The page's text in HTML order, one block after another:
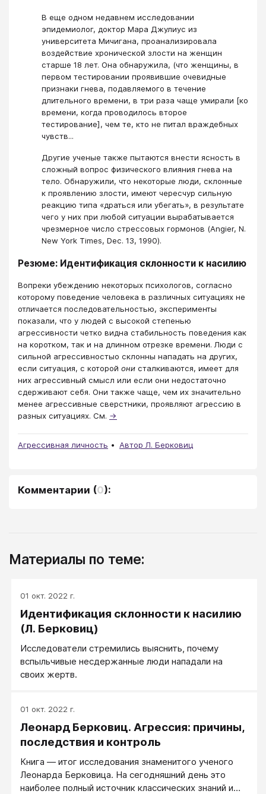
В еще одном недавнем исследовании
эпидемиолог, доктор Мара Джулиус из
университета Мичигана, проанализировала
воздействие хронической злости на женщин
старше 18 лет. Она обнаружила, (что женщины, в
первом тестировании проявившие очевидные
признаки гнева, подавляемого в течение
длительного времени, в три раза чаще умирали [ко
времени, когда проводилось второе
тестирование], чем те, кто не питал враждебных
чувств...
Другие ученые также пытаются внести ясность в
сложный вопрос физического влияния гнева на
тело. Обнаружили, что некоторые люди, склонные
к проявлению злости, имеют чересчур сильную
реакцию типа «драться или убегать», в результате
чего у них при любой ситуации вырабатывается
чрезмерное число стрессовых гормонов (Angier, N.
New York Times, Dec. 13, 1990).
Резюме: Идентификация склонности к насилию
Вопреки убеждению некоторых психологов, согласно
которому поведение человека в различных ситуациях не
отличается последовательностью, эксперименты
показали, что у людей с высокой степенью
агрессивности четко видна стабильность поведения как
на коротком, так и на длинном отрезке времени. Люди с
сильной агрессивностыо склонны нападать на других,
если ситуация, с которой они сталкиваются, имеет для
них агрессивный смысл или если они недостаточно
сдерживают себя. Они также чаще, чем их значительно
менее агрессивные сверстники, проявляют агрессию в
разных ситуациях. См. →
Агрессивная личность Автор Л. Берковиц
Комментарии (0):
Материалы по теме:
01 окт. 2022 г.
Идентификация склонности к насилию
(Л. Берковиц)
Исследователи стремились выяснить, почему
вспыльчивые несдержанные люди нападали на
своих жертв.
01 окт. 2022 г.
Леонард Берковиц. Агрессия: причины,
последствия и контроль
Книга — итог исследования знаменитого ученого
Леонарда Берковица. На сегодняшний день это
наиболее полный источник классических знаний и